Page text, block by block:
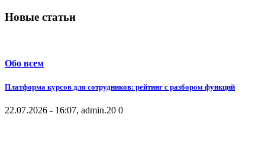
Новые статьи
Обо всем
Платформа курсов для сотрудников: рейтинг с разбором функций
22.07.2026 - 16:07, admin.20 0